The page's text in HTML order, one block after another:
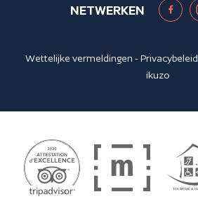
NETWERKEN
Wettelijke vermeldingen -Privacybeleid
ikuzo